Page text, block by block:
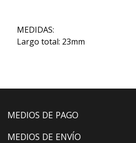
MEDIDAS:
Largo total: 23mm
MEDIOS DE PAGO
MEDIOS DE ENVÍO